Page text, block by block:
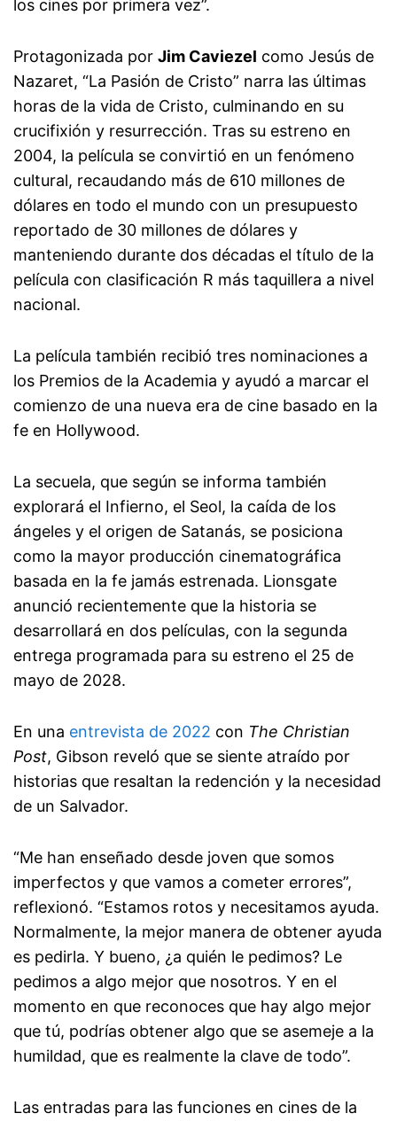
los cines por primera vez”.
Protagonizada por Jim Caviezel como Jesús de
Nazaret, “La Pasión de Cristo” narra las últimas
horas de la vida de Cristo, culminando en su
crucifixión y resurrección. Tras su estreno en
2004, la película se convirtió en un fenómeno
cultural, recaudando más de 610 millones de
dólares en todo el mundo con un presupuesto
reportado de 30 millones de dólares y
manteniendo durante dos décadas el título de la
película con clasificación R más taquillera a nivel
nacional.
La película también recibió tres nominaciones a
los Premios de la Academia y ayudó a marcar el
comienzo de una nueva era de cine basado en la
fe en Hollywood.
La secuela, que según se informa también
explorará el Infierno, el Seol, la caída de los
ángeles y el origen de Satanás, se posiciona
como la mayor producción cinematográfica
basada en la fe jamás estrenada. Lionsgate
anunció recientemente que la historia se
desarrollará en dos películas, con la segunda
entrega programada para su estreno el 25 de
mayo de 2028.
En una entrevista de 2022 con The Christian
Post, Gibson reveló que se siente atraído por
historias que resaltan la redención y la necesidad
de un Salvador.
“Me han enseñado desde joven que somos
imperfectos y que vamos a cometer errores”,
reflexionó. “Estamos rotos y necesitamos ayuda.
Normalmente, la mejor manera de obtener ayuda
es pedirla. Y bueno, ¿a quién le pedimos? Le
pedimos a algo mejor que nosotros. Y en el
momento en que reconoces que hay algo mejor
que tú, podrías obtener algo que se asemeje a la
humildad, que es realmente la clave de todo”.
Las entradas para las funciones en cines de la